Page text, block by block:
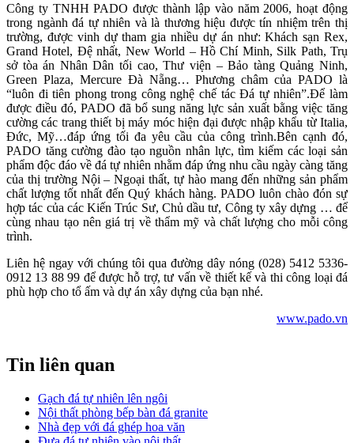
Công ty TNHH PADO được thành lập vào năm 2006, hoạt động
trong ngành đá tự nhiên và là thương hiệu được tín nhiệm trên thị
trường, được vinh dự tham gia nhiều dự án như: Khách sạn Rex,
Grand Hotel, Đệ nhất, New World – Hồ Chí Minh, Silk Path, Trụ
sở tòa án Nhân Dân tối cao, Thư viện – Bảo tàng Quảng Ninh,
Green Plaza, Mercure Đà Nẵng… Phương châm của PADO là
“luôn đi tiên phong trong công nghệ chế tác Đá tự nhiên”.Để làm
được điều đó, PADO đã bổ sung năng lực sản xuất bằng việc tăng
cường các trang thiết bị máy móc hiện đại được nhập khẩu từ Italia,
Đức, Mỹ…đáp ứng tối đa yêu cầu của công trình.Bên cạnh đó,
PADO tăng cường đào tạo nguồn nhân lực, tìm kiếm các loại sản
phẩm độc đáo về đá tự nhiên nhằm đáp ứng nhu cầu ngày càng tăng
của thị trường Nội – Ngoại thất, tự hào mang đến những sản phẩm
chất lượng tốt nhất đến Quý khách hàng. PADO luôn chào đón sự
hợp tác của các Kiến Trúc Sư, Chủ dầu tư, Công ty xây dựng … để
cùng nhau tạo nên giá trị về thẩm mỹ và chất lượng cho mỗi công
trình.
Liên hệ ngay với chúng tôi qua đường dây nóng (028) 5412 5336-
0912 13 88 99 để được hỗ trợ, tư vấn về thiết kế và thi công loại đá
phù hợp cho tổ ấm và dự án xây dựng của bạn nhé.
www.pado.vn
Tin liên quan
Gạch đá tự nhiên lên ngôi
Nội thất phòng bếp bàn đá granite
Nhà đẹp với đá ghép hoa văn